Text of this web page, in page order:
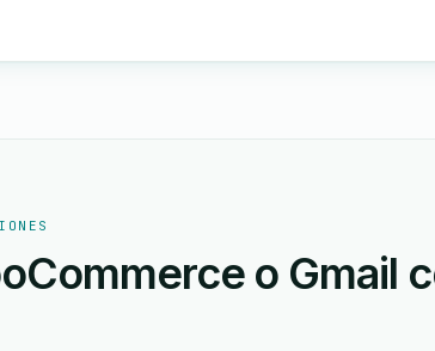
o Gmail